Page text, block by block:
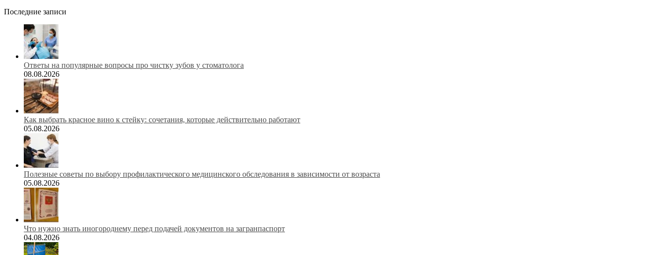
Последние записи
Ответы на популярные вопросы про чистку зубов у стоматолога
08.08.2026
Как выбрать красное вино к стейку: сочетания, которые действительно работают
05.08.2026
Полезные советы по выбору профилактического медицинского обследования в зависимости от возраста
05.08.2026
Что нужно знать иногороднему перед подачей документов на загранпаспорт
04.08.2026